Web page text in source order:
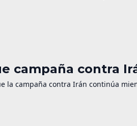
campaña contra
la campaña contra Irán continúa